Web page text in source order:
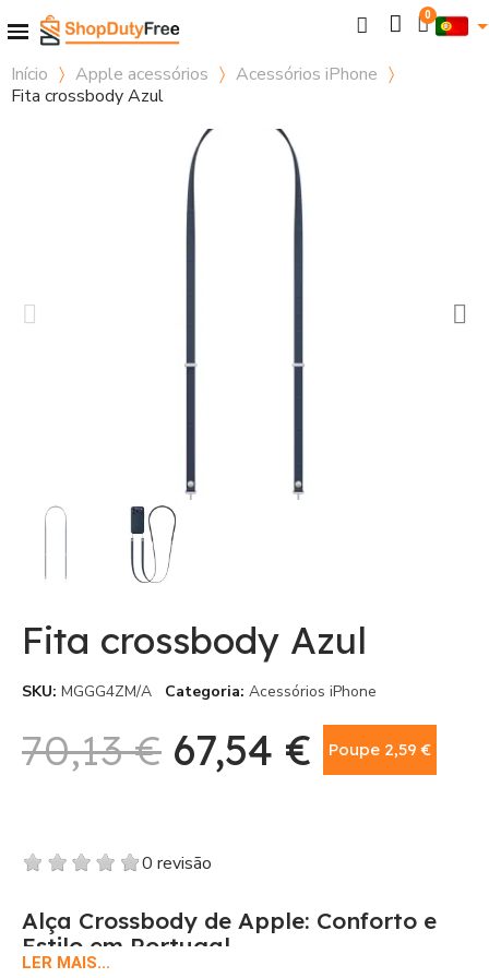
Início Apple acessórios
Acessórios iPhone
Fita crossbody Azul
Fita crossbody Azul
SKU MGGG4ZM/A Categoria Acessórios iPhone
70,13 € 67,54 € Poupe 2,59 €
0 revisão
Alça Crossbody de Apple: Conforto e
Estilo em Portugal
LER MAIS...